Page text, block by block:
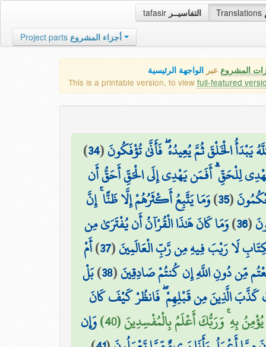
tafasir التفاسيــر Translations
Project parts أجزاء المشروع
المشروع عبر الواجهة الرئيسية
This is a printable version, to view full-featured
الْخَلْقَ ثُمَّ يُعِيدُهُ ۖ فَأَنَّىٰ تُؤْفَكُونَ(
34
)
لِلْحَقِّ ۗ أَفَمَن يَهْدِي إِلَى الْحَقِّ أَحَقُّ أَن
(
35
)وَمَا يَتَّبِعُ أَكْثَرُهُمْ إِلَّا ظَنًّا ۚ إِنَّ
(
36
)وَمَا كَانَ هَٰذَا الْقُرْآنُ أَن يُفْتَرَىٰ مِن
لَا رَيْبَ فِيهِ مِن رَّبِّ الْعَالَمِينَ(
37
)أَمْ
مِّن دُونِ اللَّهِ إِن كُنتُمْ صَادِقِينَ(
38
)بَلْ
كَذَّبَ الَّذِينَ مِن قَبْلِهِمْ ۖ فَانظُرْ كَيْفَ كَانَ
بِهِ ۚ وَرَبُّكَ أَعْلَمُ بِالْمُفْسِدِينَ (40)
وَإِن